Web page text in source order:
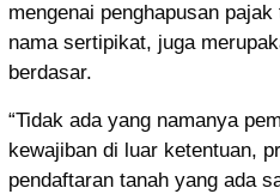
mengenai penghapusan
nama sertipikat, juga
berdasar.
“Tidak ada yang namanya
kewajiban di luar ketentuan,
pendaftaran tanah yang ada